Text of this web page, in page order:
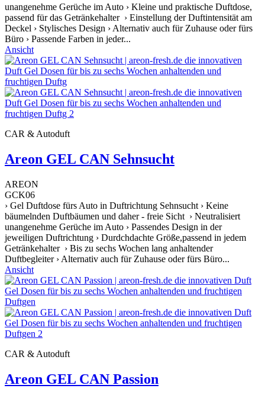
unangenehme Gerüche im Auto › Kleine und praktische Duftdose,
passend für das Getränkehalter › Einstellung der Duftintensität am
Deckel › Stylisches Design › Alternativ auch für Zuhause oder fürs
Büro › Passende Farben in jeder...
Ansicht
CAR & Autoduft
Areon GEL CAN Sehnsucht
AREON
GCK06
› Gel Duftdose fürs Auto in Duftrichtung Sehnsucht › Keine
bäumelnden Duftbäumen und daher - freie Sicht › Neutralisiert
unangenehme Gerüche im Auto › Passendes Design in der
jeweiligen Duftrichtung › Durdchdachte Größe,passend in jedem
Getränkehalter › Bis zu sechs Wochen lang anhaltender
Duftbegleiter › Alternativ auch für Zuhause oder fürs Büro...
Ansicht
CAR & Autoduft
Areon GEL CAN Passion